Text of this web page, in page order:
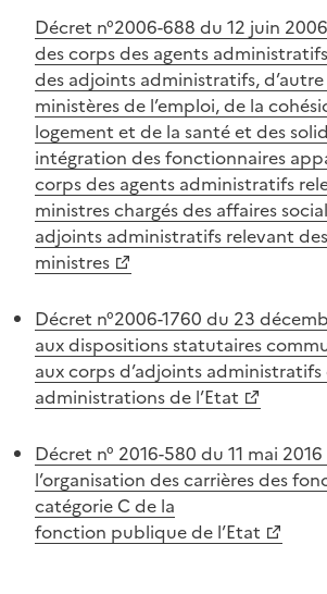
Décret n°2006-688 du 12 juin
des corps des agents
des adjoints administratifs,
ministères de l’emploi, de la
logement et de la santé et des
intégration des fonctionnaires
corps des agents administratifs
ministres chargés des affaires
adjoints administratifs relevant
ministres
Décret n°2006-1760 du 23
aux dispositions statutaires
aux corps d’adjoints administratifs
administrations de l’Etat
Décret n° 2016-580 du 11 mai
l’organisation des carrières des
catégorie C de la
fonction publique de l’Etat